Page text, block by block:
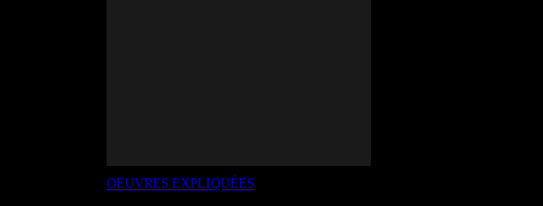
OEUVRES EXPLIQUÉES